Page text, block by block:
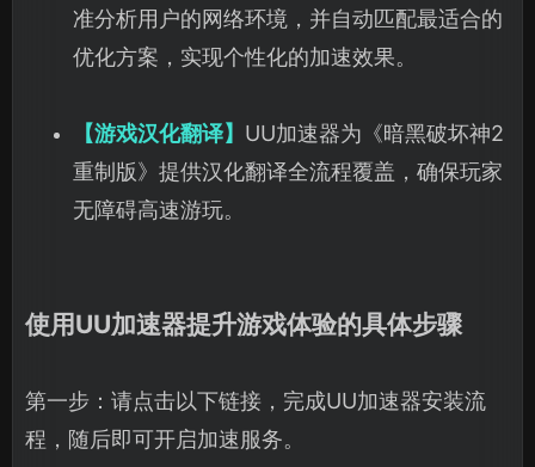
准分析用户的网络环境，并自动匹配最适合的
优化方案，实现个性化的加速效果。
【游戏汉化翻译】 UU加速器为《暗黑破坏神2
重制版》提供汉化翻译全流程覆盖，确保玩家
无障碍高速游玩。
使用UU加速器提升游戏体验的具体步骤
第一步：请点击以下链接，完成UU加速器安装流
程，随后即可开启加速服务。